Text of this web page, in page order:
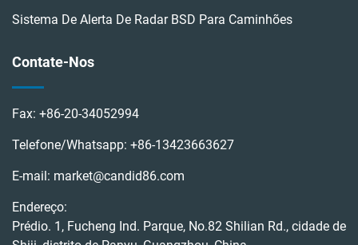
Sistema De Alerta De Radar BSD Para Caminhões
Contate-Nos
Fax: +86-20-34052994
Telefone/Whatsapp: +86-13423663627
E-mail: market@candid86.com
Endereço:
Prédio. 1, Fucheng Ind. Parque, No.82 Shilian Rd., cidade de